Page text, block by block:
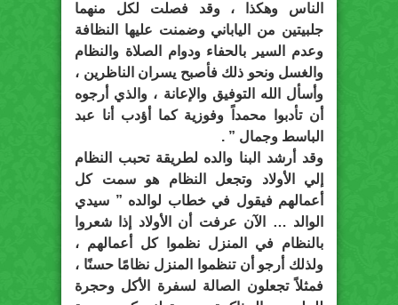
الناس وهكذا ، وقد فصلت لكل منهما
جلبيتين من الياباني وضمنت عليها النظافة
وعدم السير بالحفاء ودوام الصلاة والنظام
والغسل ونحو ذلك فأصبح يسران الناظرين ،
وأسأل الله التوفيق والإعانة ، والذي أرجوه
أن تأدبوا محمداً وفوزية كما أؤدب أنا عبد
الباسط وجمال ” .
وقد أرشد البنا والده لطريقة تحبب النظام
إلي الأولاد وتجعل النظام هو سمت كل
أعمالهم فيقول في خطاب لوالده ” سيدي
الوالد … الآن عرفت أن الأولاد إذا شعروا
بالنظام في المنزل نظموا كل أعمالهم ،
ولذلك أرجو أن تنظموا المنزل نظامًا حسنًا ،
فمثلاً تجعلون الصالة لسفرة الأكل وحجرة